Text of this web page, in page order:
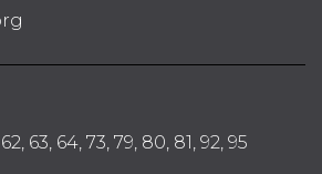
63, 64, 73, 79, 80, 81, 92, 95